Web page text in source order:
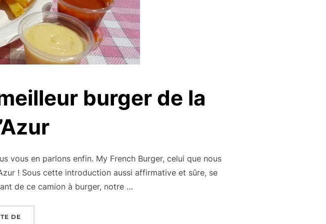
burger de la
vous en parlons enfin. My French Burger, celui que nous
! Sous cette introduction aussi affirmative et sûre, se
de ce camion à burger, notre …
DE« MY FRENCH BURGER : LE MEILLEUR BURGER DE LA CÔTE D’AZUR »